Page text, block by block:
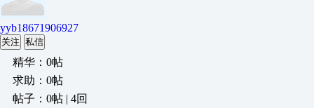
yyb18671906927
关注 私信
精华：0帖
求助：0帖
帖子：0帖 | 4回